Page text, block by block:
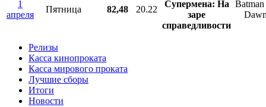
1
апреля
Пятница 82,48 20.22
Супермена: На
заре
справедливости
Релизы
Касса кинопроката
Касса мирового проката
Лучшие сборы
Итоги
Новости